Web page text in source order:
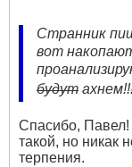
Странник
вот
будут
Спасибо,
такой, но никак
терпения.